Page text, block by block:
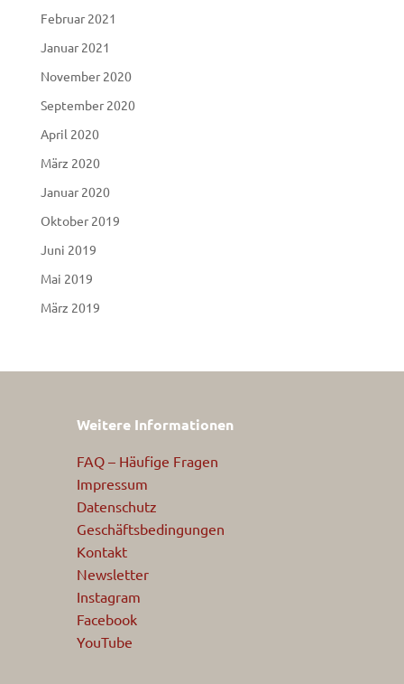
Februar 2021
Januar 2021
November 2020
September 2020
April 2020
März 2020
Januar 2020
Oktober 2019
Juni 2019
Mai 2019
März 2019
Weitere Informationen
FAQ – Häufige Fragen
Impressum
Datenschutz
Geschäftsbedingungen
Kontakt
Newsletter
Instagram
Facebook
YouTube